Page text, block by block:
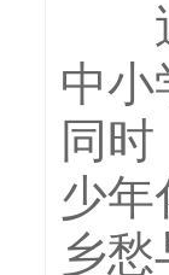
近
中小
同
少年
乡